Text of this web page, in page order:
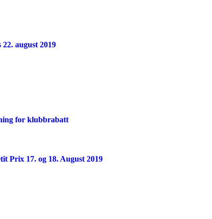
august 2019
for klubbrabatt
Prix 17. og 18. August 2019